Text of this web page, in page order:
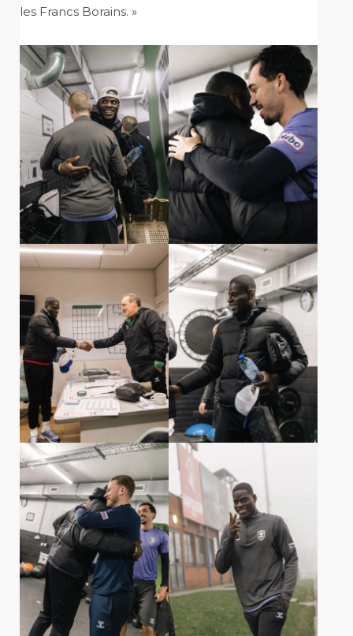
les Francs Borains. »